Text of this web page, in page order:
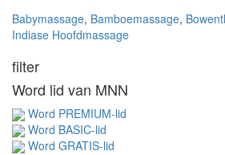
Babymassage, Bamboemassage,
Indiase Hoofdmassage
filter
Word lid van MNN
Word PREMIUM-lid
Word BASIC-lid
Word GRATIS-lid